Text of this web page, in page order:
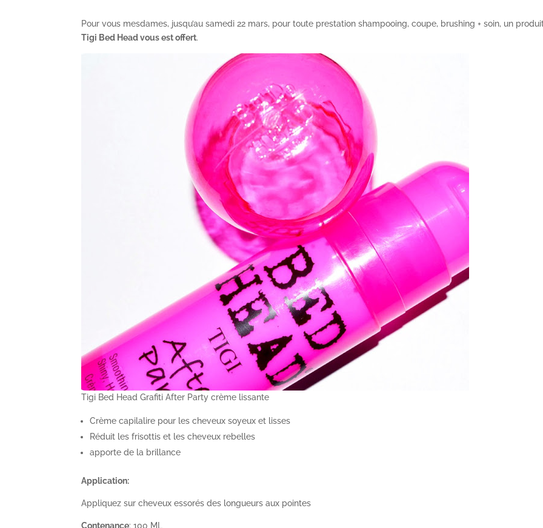
Pour vous mesdames, jusqu’au samedi 22 mars, pour toute prestation shampooing, coupe, brushing + soin, un
Tigi Bed Head vous est offert.
Tigi Bed Head Grafiti After Party crème lissante
Crème capilalire pour les cheveux soyeux et lisses
Réduit les frisottis et les cheveux rebelles
apporte de la brillance
Application:
Appliquez sur cheveux essorés des longueurs aux pointes
Contenance: 100 ML